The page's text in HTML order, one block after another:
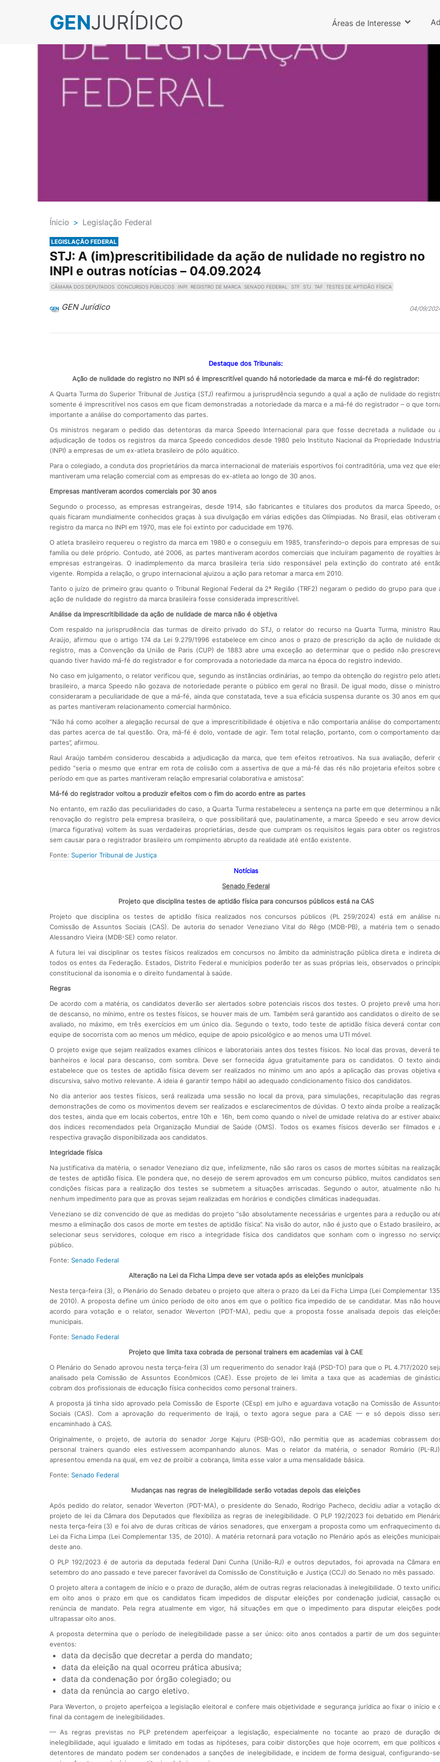
GENJURÍDICO Áreas de Interesse
Ínicio > Legislação Federal
LEGISLAÇÃO FEDERAL
STJ: A (im)prescritibilidade da ação de nulidade no registro no
INPI e outras notícias – 04.09.2024
CÂMARA DOS DEPUTADOS CONCURSOS PÚBLICOS INPI REGISTRO DE MARCA SENADO FEDERAL STF STJ TAF TESTES DE APTIDÃO FÍSICA
GEN Jurídico 04/09/
Destaque dos Tribunais:
Ação de nulidade do registro no INPI só é imprescritível quando há notoriedade da marca e má-fé do registrador:
​A Quarta Turma do Superior Tribunal de Justiça (STJ) reafirmou a jurisprudência segundo a qual a ação de nulidade do
somente é imprescritível nos casos em que ficam demonstradas a notoriedade da marca e a má-fé do registrador – o que
importante a análise do comportamento das partes.
Os ministros negaram o pedido das detentoras da marca Speedo Internacional para que fosse decretada a nulidade ou
adjudicação de todos os registros da marca Speedo concedidos desde 1980 pelo Instituto Nacional da Propriedade
(INPI) a empresas de um ex-atleta brasileiro de pólo aquático.
Para o colegiado, a conduta dos proprietários da marca internacional de materiais esportivos foi contraditória, uma vez que
mantiveram uma relação comercial com as empresas do ex-atleta ao longo de 30 anos.
Empresas mantiveram acordos comerciais por 30 anos
Segundo o processo, as empresas estrangeiras, desde 1914, são fabricantes e titulares dos produtos da marca Speedo,
quais ficaram mundialmente conhecidos graças à sua divulgação em várias edições das Olímpiadas. No Brasil, elas obtiveram
registro da marca no INPI em 1970, mas ele foi extinto por caducidade em 1976.
O atleta brasileiro requereu o registro da marca em 1980 e o conseguiu em 1985, transferindo-o depois para empresas de
família ou dele próprio. Contudo, até 2006, as partes mantiveram acordos comerciais que incluíram pagamento de royalties
empresas estrangeiras. O inadimplemento da marca brasileira teria sido responsável pela extinção do contrato até
vigente. Rompida a relação, o grupo internacional ajuizou a ação para retomar a marca em 2010.
Tanto o juízo de primeiro grau quanto o Tribunal Regional Federal da 2ª Região (TRF2) negaram o pedido do grupo para que
ação de nulidade do registro da marca brasileira fosse considerada imprescritível.
Análise da imprescritibilidade da ação de nulidade de marca não é objetiva
Com respaldo na jurisprudência das turmas de direito privado do STJ, o relator do recurso na Quarta Turma, ministro
Araújo, afirmou que o artigo 174 da Lei 9.279/1996 estabelece em cinco anos o prazo de prescrição da ação de nulidade
registro, mas a Convenção da União de Paris (CUP) de 1883 abre uma exceção ao determinar que o pedido não
quando tiver havido má-fé do registrador e for comprovada a notoriedade da marca na época do registro indevido.
No caso em julgamento, o relator verificou que, segundo as instâncias ordinárias, ao tempo da obtenção do registro pelo
brasileiro, a marca Speedo não gozava de notoriedade perante o público em geral no Brasil. De igual modo, disse o
consideraram a peculiaridade de que a má-fé, ainda que constatada, teve a sua eficácia suspensa durante os 30 anos em
as partes mantiveram relacionamento comercial harmônico.
“Não há como acolher a alegação recursal de que a imprescritibilidade é objetiva e não comportaria análise do
das partes acerca de tal questão. Ora, má-fé é dolo, vontade de agir. Tem total relação, portanto, com o comportamento
partes”, afirmou.
Raul Araújo também considerou descabida a adjudicação da marca, que tem efeitos retroativos. Na sua avaliação, deferir
pedido “seria o mesmo que entrar em rota de colisão com a assertiva de que a má-fé das rés não projetaria efeitos sobre
período em que as partes mantiveram relação empresarial colaborativa e amistosa”.
Má-fé do registrador voltou a produzir efeitos com o fim do acordo entre as partes
No entanto, em razão das peculiaridades do caso, a Quarta Turma restabeleceu a sentença na parte em que determinou a
renovação do registro pela empresa brasileira, o que possibilitará que, paulatinamente, a marca Speedo e seu arrow
(marca figurativa) voltem às suas verdadeiras proprietárias, desde que cumpram os requisitos legais para obter os
sem causar para o registrador brasileiro um rompimento abrupto da realidade até então existente.
Fonte: Superior Tribunal de Justiça
Notícias
Senado Federal
Projeto que disciplina testes de aptidão física para concursos públicos está na CAS
Projeto que disciplina os testes de aptidão física realizados nos concursos públicos (PL 259/2024) está em análise
Comissão de Assuntos Sociais (CAS). De autoria do senador Veneziano Vital do Rêgo (MDB-PB), a matéria tem o
Alessandro Vieira (MDB-SE) como relator.
A futura lei vai disciplinar os testes físicos realizados em concursos no âmbito da administração pública direta e indireta
todos os entes da Federação. Estados, Distrito Federal e municípios poderão ter as suas próprias leis, observados o
constitucional da isonomia e o direito fundamental à saúde.
Regras
De acordo com a matéria, os candidatos deverão ser alertados sobre potenciais riscos dos testes. O projeto prevê uma
de descanso, no mínimo, entre os testes físicos, se houver mais de um. Também será garantido aos candidatos o direito de
avaliado, no máximo, em três exercícios em um único dia. Segundo o texto, todo teste de aptidão física deverá contar
equipe de socorrista com ao menos um médico, equipe de apoio psicológico e ao menos uma UTI móvel.
O projeto exige que sejam realizados exames clínicos e laboratoriais antes dos testes físicos. No local das provas, deverá
banheiros e local para descanso, com sombra. Deve ser fornecida água gratuitamente para os candidatos. O texto
estabelece que os testes de aptidão física devem ser realizados no mínimo um ano após a aplicação das provas objetiva
discursiva, salvo motivo relevante. A ideia é garantir tempo hábil ao adequado condicionamento físico dos candidatos.
No dia anterior aos testes físicos, será realizada uma sessão no local da prova, para simulações, recapitulação das
demonstrações de como os movimentos devem ser realizados e esclarecimentos de dúvidas. O texto ainda proíbe a
dos testes, ainda que em locais cobertos, entre 10h e 16h, bem como quando o nível de umidade relativa do ar estiver
dos índices recomendados pela Organização Mundial de Saúde (OMS). Todos os exames físicos deverão ser filmados e
respectiva gravação disponibilizada aos candidatos.
Integridade física
Na justificativa da matéria, o senador Veneziano diz que, infelizmente, não são raros os casos de mortes súbitas na
de testes de aptidão física. Ele pondera que, no desejo de serem aprovados em um concurso público, muitos candidatos
condições físicas para a realização dos testes se submetem a situações arriscadas. Segundo o autor, atualmente não
nenhum impedimento para que as provas sejam realizadas em horários e condições climáticas inadequadas.
Veneziano se diz convencido de que as medidas do projeto “são absolutamente necessárias e urgentes para a redução ou
mesmo a eliminação dos casos de morte em testes de aptidão física”. Na visão do autor, não é justo que o Estado brasileiro,
selecionar seus servidores, coloque em risco a integridade física dos candidatos que sonham com o ingresso no
público.
Fonte: Senado Federal
Alteração na Lei da Ficha Limpa deve ser votada após as eleições municipais
Nesta terça-feira (3), o Plenário do Senado debateu o projeto que altera o prazo da Lei da Ficha Limpa (Lei Complementar
de 2010). A proposta define um único período de oito anos em que o político fica impedido de se candidatar. Mas não
acordo para votação e o relator, senador Weverton (PDT-MA), pediu que a proposta fosse analisada depois das
municipais.
Fonte: Senado Federal
Projeto que limita taxa cobrada de personal trainers em academias vai à CAE
O Plenário do Senado aprovou nesta terça-feira (3) um requerimento do senador Irajá (PSD-TO) para que o PL 4.717/2020
analisado pela Comissão de Assuntos Econômicos (CAE). Esse projeto de lei limita a taxa que as academias de
cobram dos profissionais de educação física conhecidos como personal trainers.
A proposta já tinha sido aprovado pela Comissão de Esporte (CEsp) em julho e aguardava votação na Comissão de
Sociais (CAS). Com a aprovação do requerimento de Irajá, o texto agora segue para a CAE — e só depois disso
encaminhado à CAS.
Originalmente, o projeto, de autoria do senador Jorge Kajuru (PSB-GO), não permitia que as academias cobrassem
personal trainers quando eles estivessem acompanhando alunos. Mas o relator da matéria, o senador Romário (PL-
apresentou emenda na qual, em vez de proibir a cobrança, limita esse valor a uma mensalidade básica.
Fonte: Senado Federal
Mudanças nas regras de inelegibilidade serão votadas depois das eleições
Após pedido do relator, senador Weverton (PDT-MA), o presidente do Senado, Rodrigo Pacheco, decidiu adiar a votação
projeto de lei da Câmara dos Deputados que flexibiliza as regras de inelegibilidade. O PLP 192/2023 foi debatido em
nesta terça-feira (3) e foi alvo de duras críticas de vários senadores, que enxergam a proposta como um enfraquecimento
Lei da Ficha Limpa (Lei Complementar 135, de 2010). A matéria retornará para votação no Plenário após as eleições
deste ano.
O PLP 192/2023 é de autoria da deputada federal Dani Cunha (União-RJ) e outros deputados, foi aprovada na Câmara
setembro do ano passado e teve parecer favorável da Comissão de Constituição e Justiça (CCJ) do Senado no mês passado.
O projeto altera a contagem de início e o prazo de duração, além de outras regras relacionadas à inelegibilidade. O texto
em oito anos o prazo em que os candidatos ficam impedidos de disputar eleições por condenação judicial, cassação
renúncia de mandato. Pela regra atualmente em vigor, há situações em que o impedimento para disputar eleições
ultrapassar oito anos.
A proposta determina que o período de inelegibilidade passe a ser único: oito anos contados a partir de um dos
eventos:
data da decisão que decretar a perda do mandato;
data da eleição na qual ocorreu prática abusiva;
data da condenação por órgão colegiado; ou
data da renúncia ao cargo eletivo.
Para Weverton, o projeto aperfeiçoa a legislação eleitoral e confere mais objetividade e segurança jurídica ao fixar o início e
final da contagem de inelegibilidades.
— As regras previstas no PLP pretendem aperfeiçoar a legislação, especialmente no tocante ao prazo de duração
inelegibilidade, aqui igualado e limitado em todas as hipóteses, para coibir distorções que hoje ocorrem, em que políticos
detentores de mandato podem ser condenados a sanções de inelegibilidade, e incidem de forma desigual, configurando-